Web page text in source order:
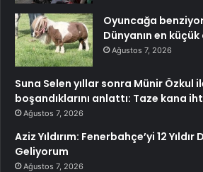
Oyuncağa
Dünyanın en
Ağustos 7, 2026
Suna Selen yıllar sonra Münir Özkul
boşandıklarını anlattı: Taze kana
Ağustos 7, 2026
Aziz Yıldırım: Fenerbahçe’yi 12
Geliyorum
Ağustos 7, 2026